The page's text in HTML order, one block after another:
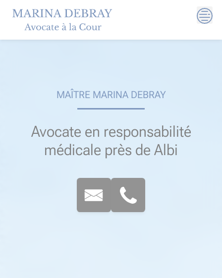
content
MAÎTRE MARINA DEBRAY
Avocate en responsabilité
médicale près de Albi​